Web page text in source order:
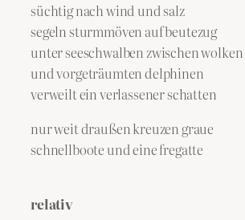
süchtig nach wind und salz
segeln sturmmöven auf beutezug
unter seeschwalben zwischen wolken
und vorgeträumten delphinen
verweilt ein verlassener schatten
nur weit draußen kreuzen graue
schnellboote und eine fregatte
relativ